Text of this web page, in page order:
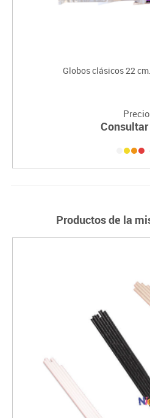
Globos clásicos 22
Precio
Productos de la